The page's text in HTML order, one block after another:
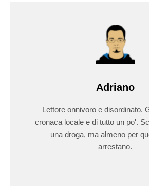
Adriano
Lettore onnivoro e disordinato.
cronaca locale e di tutto un po'.
una droga, ma almeno per
arrestano.